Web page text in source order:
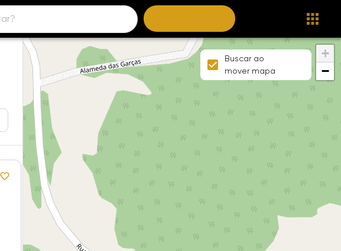
+
−
Buscar ao
mover mapa